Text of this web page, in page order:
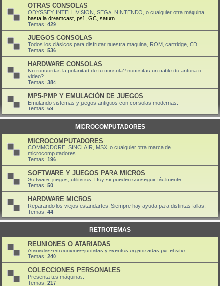
OTRAS CONSOLAS
ODYSSEY, INTELLIVISION, SEGA, NINTENDO, o cualquier otra máquina
hasta la dreamcast, ps1, GC, saturn.
Temas: 429
JUEGOS CONSOLAS
Todos los clásicos para disfrutar nuestra maquina, ROM, cartridge, CD.
Temas: 536
HARDWARE CONSOLAS
No recuerdas la polaridad de tu consola? necesitas un cable de antena o
video?
Temas: 384
MP5-PMP Y EMULACIÓN DE JUEGOS
Emulando sistemas y juegos antiguos con consolas modernas.
Temas: 69
MICROCOMPUTADORES
MICROCOMPUTADORES
COMMODORE, SINCLAIR, MSX, o cualquier otra marca de
microcomputadores.
Temas: 196
SOFTWARE Y JUEGOS PARA MICROS
Software, juegos, utilitarios. Hoy se pueden conseguir fácilmente.
Temas: 50
HARDWARE MICROS
Reparando los viejos estandartes. Siempre hay ayuda para distintas fallas.
Temas: 44
RETROTEMAS
REUNIONES O ATARIADAS
Atariadas-retrouniones-juntatas y eventos organizadas por el sitio.
Temas: 240
COLECCIONES PERSONALES
Presenta tus máquinas.
Temas: 217